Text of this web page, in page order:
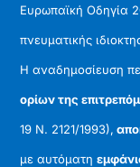
Ευρωπαϊκή Οδηγία
πνευματικής
Η αναδημοσίευση
ορίων της
19 Ν. 2121/1993),
με αυτόματη